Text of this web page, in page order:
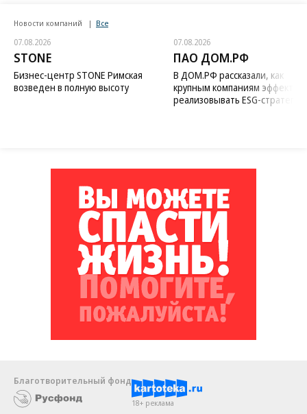
Новости компаний Все
07.08.2026
STONE
Бизнес-центр STONE Римская
возведен в полную высоту
07.08.2026
ПАО ДОМ.РФ
В ДОМ.РФ рассказали, как
крупным компаниям
реализовывать ESG-стратегию
Благотворительный фонд
18+ реклама